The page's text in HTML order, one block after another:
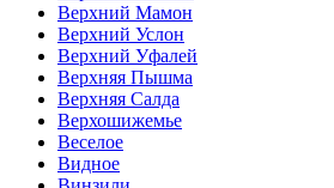
Верхний Мамон
Верхний Услон
Верхний Уфалей
Верхняя Пышма
Верхняя Салда
Верхошижемье
Веселое
Видное